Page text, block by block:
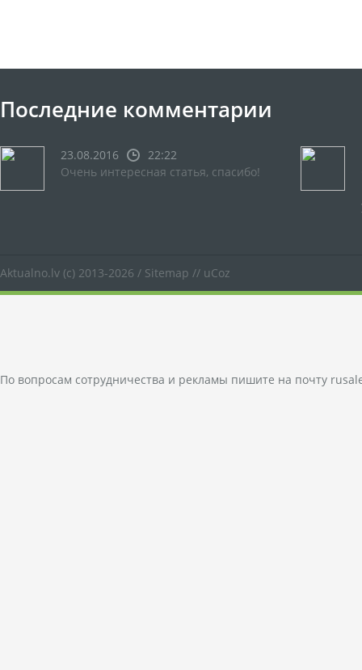
Последние комментарии
23.08.2016
22:22
Очень интересная статья, спасибо!
Aktualno.lv (c) 2013-2026 / Sitemap // uCoz
По вопросам сотрудничества и рекламы пишите на почту